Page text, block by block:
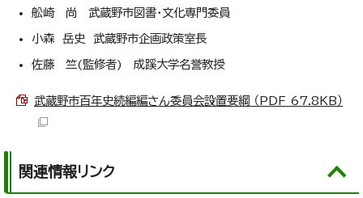
舩崎 尚 武蔵野市図書・文化専門委員
小森 岳史 武蔵野市企画政策室長
佐藤 竺(監修者) 成蹊大学名誉教授
武蔵野市百年史続編編さん委員会設置要綱 （PDF 67.8KB）
関連情報リンク